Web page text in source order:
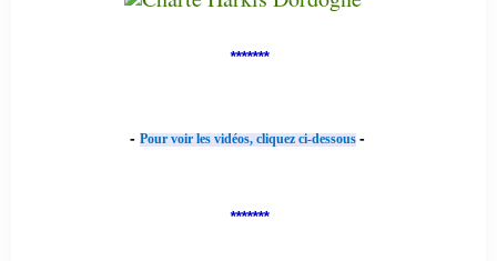
*******
- Pour voir les vidéos, cliquez ci-dessous -
*******